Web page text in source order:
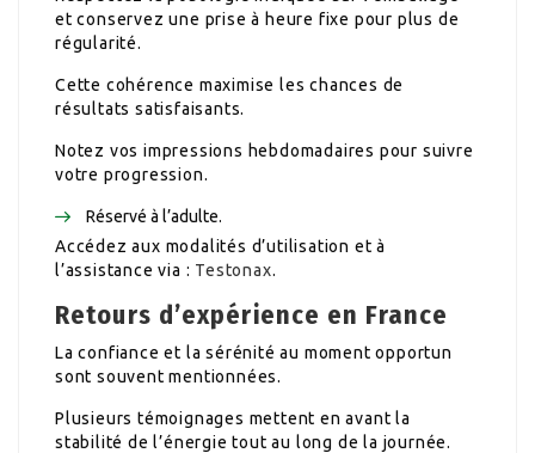
et conservez une prise à heure fixe pour plus de
régularité.
Cette cohérence maximise les chances de
résultats satisfaisants.
Notez vos impressions hebdomadaires pour suivre
votre progression.
Réservé à l’adulte.
Accédez aux modalités d’utilisation et à
l’assistance via : Testonax.
Retours d’expérience en France
La confiance et la sérénité au moment opportun
sont souvent mentionnées.
Plusieurs témoignages mettent en avant la
stabilité de l’énergie tout au long de la journée.